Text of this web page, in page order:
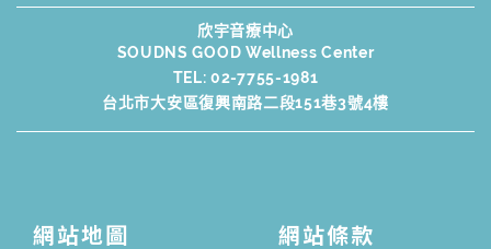
欣宇音療中心
SOUDNS GOOD Wellness Center
TEL:02-7755-1981
台北市大安區復興南路二段151巷3號4樓
網站地圖 網站條款